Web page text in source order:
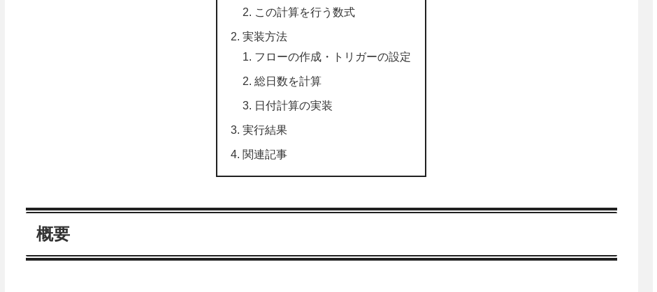
この計算を行う数式
実装方法
フローの作成・トリガーの設定
総日数を計算
日付計算の実装
実行結果
関連記事
概要